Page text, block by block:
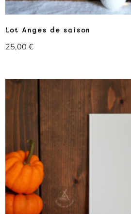
Lot Anges de saison
25,00€